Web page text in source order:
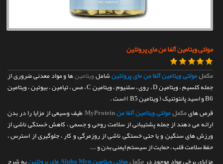
مولتی ویتامین آلفا من مای پروتئین
مکملمولتی ویتامین آلفا من مای پروتئینشاملویتامینها و مواد معدنی ضروری از
جمله کلسیم ، ویتامین D ، روی ، سلنیوم ، ویتامین C ، مس ، تیامین ، بیوتین ، ویتامین
B6 و اسید پانتوتنیک ( ویتامین B5 ) است .
قرص هایمکملمولتی ویتامین آلفا منMyProteinطیف وسیعی از مزایا را در بدن
ارائه می دهند از جمله پشتیبانی از سلامت روحی و جسمی ، کاهش خستگی ناشی از
ورزش های سنگین و یا حتی خستگی ناشی از روزمرگی و کار ، جلوگیری از استرس ،
حفظ سلامت قلب ، حمایت از سیستم ایمنی بدن و ...